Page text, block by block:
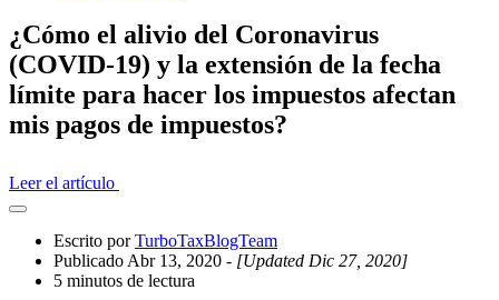
¿Cómo el alivio del Coronavirus
(COVID-19) y la extensión de la fecha
límite para hacer los impuestos afectan
mis pagos de impuestos?
Leer el artículo
Abrir
cajón
compartido
Escrito porTurboTaxBlogTeam
Publicado Abr 13, 2020 - [Updated Dic 27, 2020]
5 minutos de lectura